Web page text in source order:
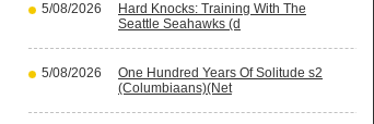
5/08/2026
Hard Knocks: Training With The
Seattle Seahawks (d
5/08/2026
One Hundred Years Of Solitude s2
(Columbiaans)(Net